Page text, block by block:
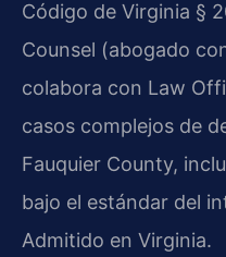
Código de Virginia §
Counsel (abogado
colabora con Law
casos complejos de
Fauquier County,
bajo el estándar del
Admitido en Virginia.